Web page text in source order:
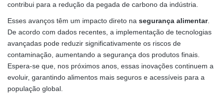
contribui para a redução da pegada de carbono da indústria.
Esses avanços têm um impacto direto na segurança alimentar.
De acordo com dados recentes, a implementação de tecnologias
avançadas pode reduzir significativamente os riscos de
contaminação, aumentando a segurança dos produtos finais.
Espera-se que, nos próximos anos, essas inovações continuem a
evoluir, garantindo alimentos mais seguros e acessíveis para a
população global.